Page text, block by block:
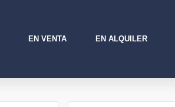
EN VENTA EN ALQUILER